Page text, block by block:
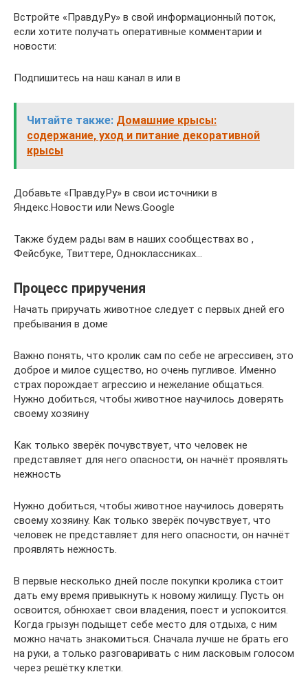
Встройте «Правду.Ру» в свой информационный поток,
если хотите получать оперативные комментарии и
новости:
Подпишитесь на наш канал в или в
Читайте также: Домашние крысы:
содержание, уход и питание декоративной
крысы
Добавьте «Правду.Ру» в свои источники в
Яндекс.Новости или News.Google
Также будем рады вам в наших сообществах во ,
Фейсбуке, Твиттере, Одноклассниках…
Процесс приручения
Начать приручать животное следует с первых дней его
пребывания в доме
Важно понять, что кролик сам по себе не агрессивен, это
доброе и милое существо, но очень пугливое. Именно
страх порождает агрессию и нежелание общаться.
Нужно добиться, чтобы животное научилось доверять
своему хозяину
Как только зверёк почувствует, что человек не
представляет для него опасности, он начнёт проявлять
нежность
Нужно добиться, чтобы животное научилось доверять
своему хозяину. Как только зверёк почувствует, что
человек не представляет для него опасности, он начнёт
проявлять нежность.
В первые несколько дней после покупки кролика стоит
дать ему время привыкнуть к новому жилищу. Пусть он
освоится, обнюхает свои владения, поест и успокоится.
Когда грызун подыщет себе место для отдыха, с ним
можно начать знакомиться. Сначала лучше не брать его
на руки, а только разговаривать с ним ласковым голосом
через решётку клетки.